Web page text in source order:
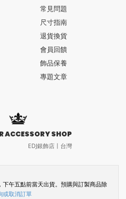
常見問題
尺寸指南
退貨換貨
會員回饋
飾品保養
專題文章
ACCESSORY SHOP
EDJ銀飾店〡台灣
下午五點前當天出貨。預購與訂製商品除
或取消訂單